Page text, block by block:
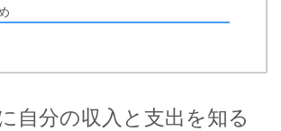
自分の収入と支出を知る